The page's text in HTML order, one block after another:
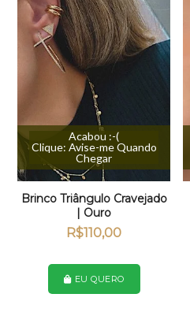
Acabou :-(
Clique: Avise-me Quando
Chegar
Brinco Triângulo Cravejado
| Ouro
R$110,00
EU QUERO